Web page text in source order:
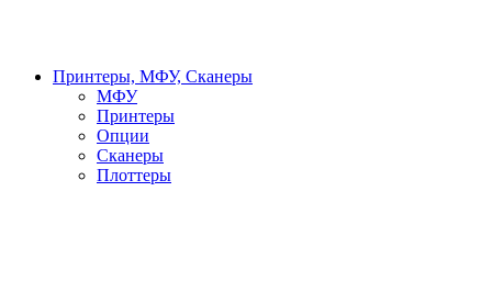
Принтеры, МФУ, Сканеры
МФУ
Принтеры
Опции
Сканеры
Плоттеры